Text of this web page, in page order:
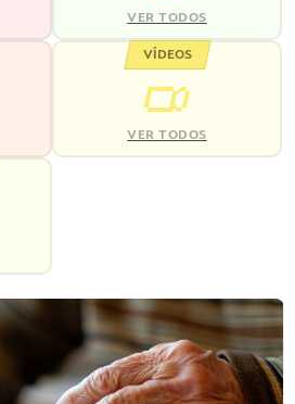
VER TODOS
VÍDEOS
VER TODOS